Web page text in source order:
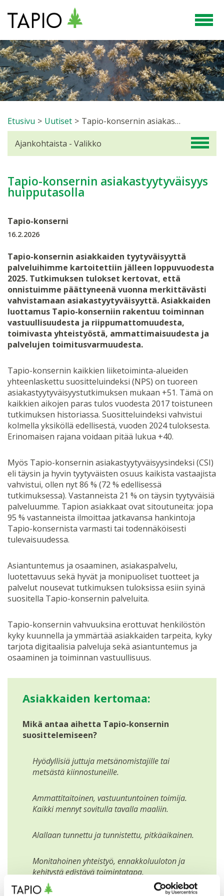
Etusivu > Uutiset > Tapio-konsernin asiakastyytyväisyys huipputasolla
Tapio-konsernin asiakastyytyväisyys
huipputasolla
Tapio-konserni
16.2.2026
Tapio-konsernin asiakkaiden tyytyväisyyttä
palveluihimme kartoitettiin jälleen loppuvuodesta
2025. Tutkimuksen tulokset kertovat, että
onnistuimme päättyneenä vuonna merkittävästi
vahvistamaan asiakastyytyväisyyttä. Asiakkaiden
luottamus Tapio-konserniin rakentuu toiminnan
vastuullisuudesta ja riippumattomuudesta,
toimivasta yhteistyöstä, ammattimaisuudesta ja
palvelujen toimitusvarmuudesta.
Tapio-konsernin kaikkien liiketoiminta-alueiden
yhteenlaskettu suositteluindeksi (NPS) on tuoreen
asiakastyytyväisyystutkimuksen mukaan +51. Tämä on
kaikkien aikojen paras tulos vuodesta 2017 toistuneen
tutkimuksen historiassa. Suositteluindeksi vahvistui
kolmella yksiköllä edellisestä, vuoden 2024 tuloksesta.
Erinomaisen rajana voidaan pitää lukua +40.
Myös Tapio-konsernin asiakastyytyväisyysindeksi (CSI)
eli täysin ja hyvin tyytyväisten osuus kaikista vastaajista
vahvistui, ollen nyt 86 % (72 % edellisessä
tutkimuksessa). Vastanneista 21 % on täysin tyytyväisiä
palveluumme. Tapion asiakkaat ovat sitoutuneita: jopa
95 % vastanneista ilmoittaa jatkavansa hankintoja
Tapio-konsernista varmasti tai todennäköisesti
tulevaisuudessa.
Asiantuntemus ja osaaminen, asiakaspalvelu,
luotettavuus sekä hyvät ja monipuoliset tuotteet ja
palvelut nousevat tutkimuksen tuloksissa esiin syinä
suositella Tapio-konsernin palveluita.
Tapio-konsernin vahvuuksina erottuvat henkilöstön
kyky kuunnella ja ymmärtää asiakkaiden tarpeita, kyky
tarjota digitaalisia palveluja sekä asiantuntemus ja
osaaminen ja toiminnan vastuullisuus.
Asiakkaiden kertomaa:
Mikä antaa aihetta Tapio-konsernin
suosittelemiseen?
Hyödyllisiä juttuja metsänomistajille tai
metsästä kiinnostuneille.
Ammattitaitoinen, vastuuntuntoinen toimija.
Kaikki mennyt sovitulla tavalla maaliin.
Alallaan tunnettu ja tunnistettu, pitkäaikainen.
Monitahoinen yhteistyö, ennakkoluuloton ja
kehitystä edistävä toimintatapa.
Ajankohtaista - Valikko